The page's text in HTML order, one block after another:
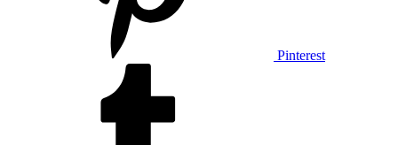
Pinterest